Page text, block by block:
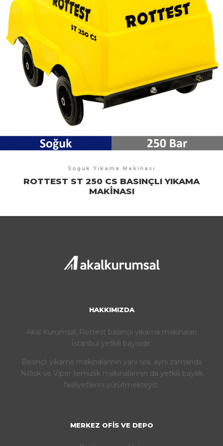
Soğuk Yıkama Makinası
ROTTEST ST 250 CS BASINÇLI YIKAMA
MAKINASI
HAKKIMIZDA
Akal Kurumsal, Rottest basınçlı yıkama makinaları
İstanbul yetkili bayisidir.
Basınçlı yıkama makinalarının yanı sıra; aynı zamanda
Nilfisk ve Viper temizlik makinalarının da yetkili bayilik
faaliyetlerini yürütmekteyiz.
MERKEZ OFIS VE DEPO